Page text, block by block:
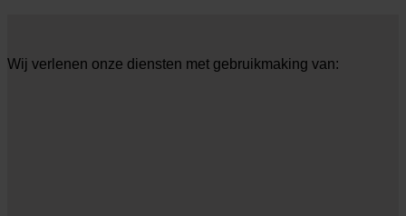
Wij verlenen onze diensten met gebruikmaking van: